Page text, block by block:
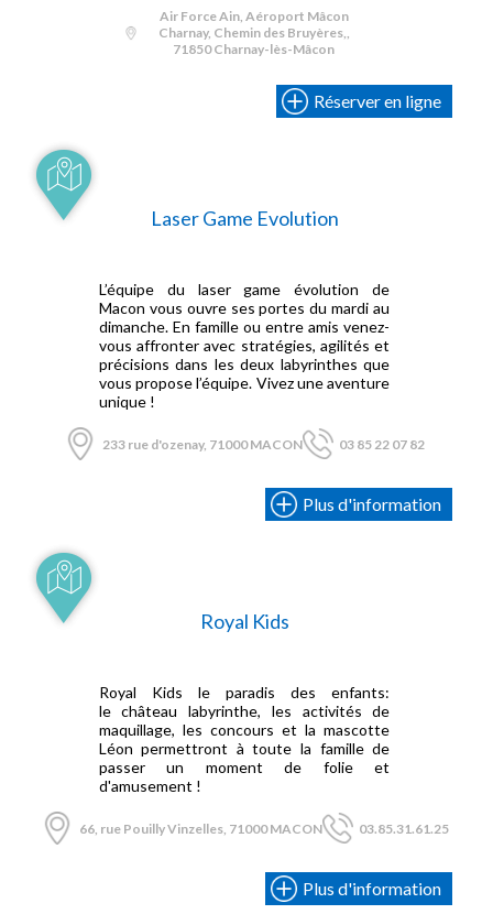
Air Force Ain, Aéroport Mâcon
Charnay, Chemin des Bruyères,,
71850 Charnay-lès-Mâcon
Réserver en ligne
Laser Game Evolution
L’équipe du laser game évolution de
Macon vous ouvre ses portes du mardi au
dimanche. En famille ou entre amis venez-
vous affronter avec stratégies, agilités et
précisions dans les deux labyrinthes que
vous propose l’équipe. Vivez une aventure
unique !
233 rue d'ozenay, 71000 MACON 03 85 22 07 82
Plus d'information
Royal Kids
Royal Kids le paradis des enfants:
le château labyrinthe, les activités de
maquillage, les concours et la mascotte
Léon permettront à toute la famille de
passer un moment de folie et
d'amusement !
66, rue Pouilly Vinzelles, 71000 MACON 03.85.31.61.25
Plus d'information